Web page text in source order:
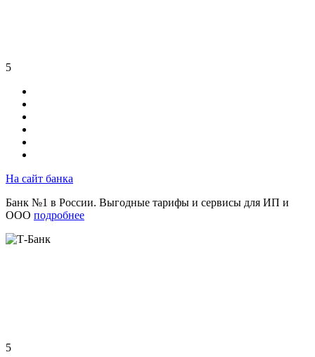
5
На сайт банка
Банк №1 в России. Выгодные тарифы и сервисы для ИП и
ООО подробнее
5